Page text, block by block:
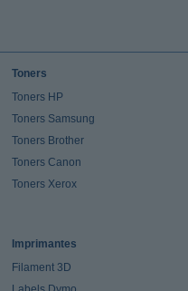
Toners
Toners HP
Toners Samsung
Toners Brother
Toners Canon
Toners Xerox
Imprimantes
Filament 3D